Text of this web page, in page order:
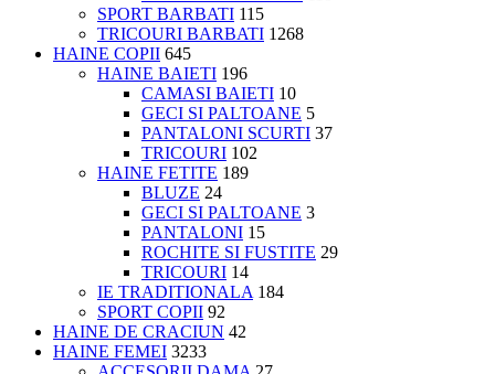
SPORT BARBATI 115
TRICOURI BARBATI 1268
HAINE COPII 645
HAINE BAIETI 196
CAMASI BAIETI 10
GECI SI PALTOANE 5
PANTALONI SCURTI 37
TRICOURI 102
HAINE FETITE 189
BLUZE 24
GECI SI PALTOANE 3
PANTALONI 15
ROCHITE SI FUSTITE 29
TRICOURI 14
IE TRADITIONALA 184
SPORT COPII 92
HAINE DE CRACIUN 42
HAINE FEMEI 3233